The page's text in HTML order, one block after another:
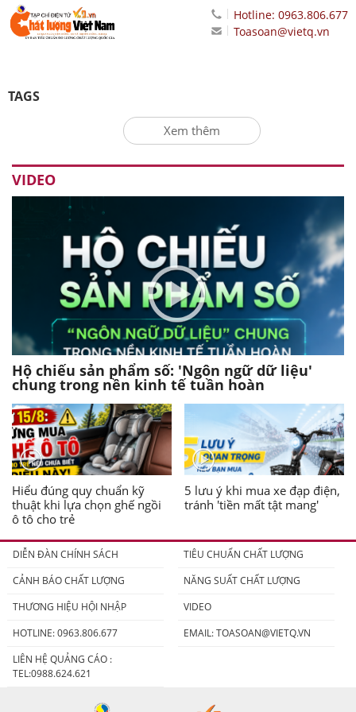
Hotline: 0963.806.677
Toasoan@vietq.vn
TAGS
Xem thêm
VIDEO
Hộ chiếu sản phẩm số: 'Ngôn ngữ dữ liệu'
chung trong nền kinh tế tuần hoàn
Hiểu đúng quy chuẩn kỹ
thuật khi lựa chọn ghế ngồi
ô tô cho trẻ
5 lưu ý khi mua xe đạp điện,
tránh 'tiền mất tật mang'
DIỄN ĐÀN CHÍNH SÁCH
TIÊU CHUẨN CHẤT LƯỢNG
CẢNH BÁO CHẤT LƯỢNG
NĂNG SUẤT CHẤT LƯỢNG
THƯƠNG HIỆU HỘI NHẬP
VIDEO
HOTLINE: 0963.806.677
EMAIL:TOASOAN@VIETQ.VN
LIÊN HỆ QUẢNG CÁO :
TEL:0988.624.621